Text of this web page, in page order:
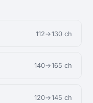
112→130 ch
140→165 ch
120→145 ch